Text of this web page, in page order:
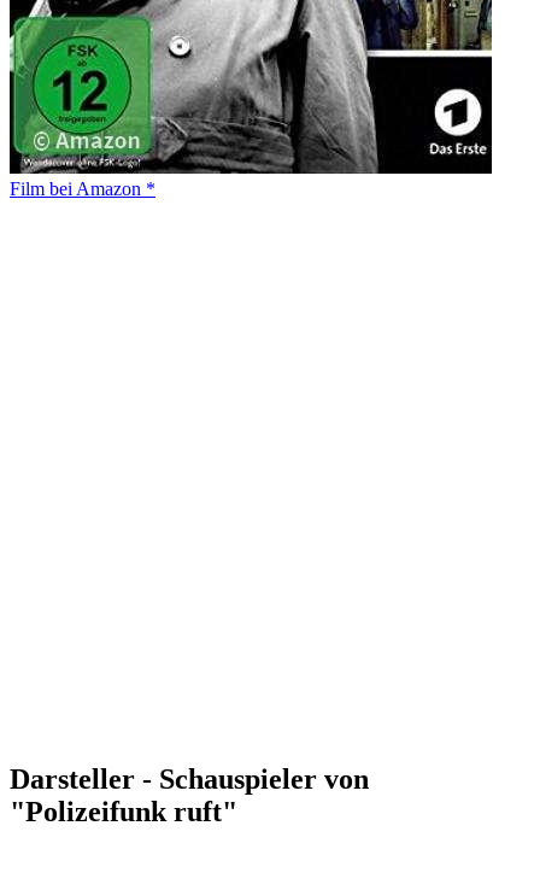
Film bei Amazon *
Darsteller - Schauspieler von
"Polizeifunk ruft"